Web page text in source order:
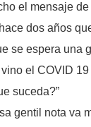
el mensaje
dos años
se espera una
el COVID
suceda?”
gentil nota va